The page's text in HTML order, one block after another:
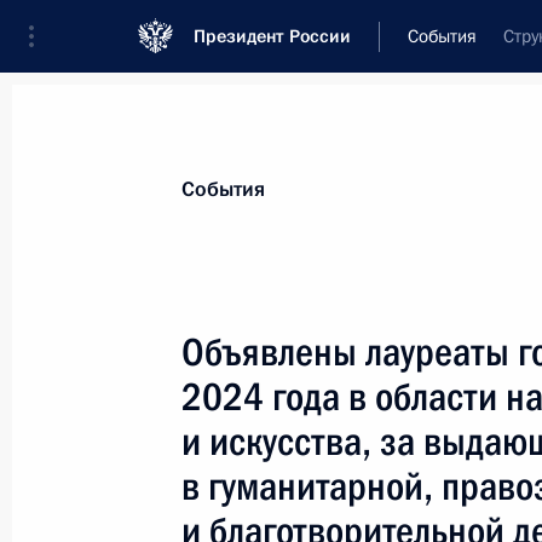
Президент России События
Новости
Все комиссии и советы
События
Объявлены лауреаты
2024 года в области
и искусства, за
в гуманитарной,
и благотворительной